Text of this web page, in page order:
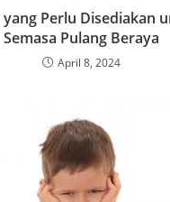
Perlu Disediakan
Semasa Pulang Beraya
April 8, 2024